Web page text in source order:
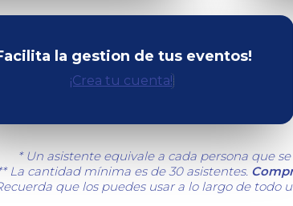
la gestion de tus eventos!
¡Crea tu cuenta!
* Un asistente equivale a cada persona que se
La cantidad mínima es de 30 asistentes.
que los puedes usar a lo largo de todo